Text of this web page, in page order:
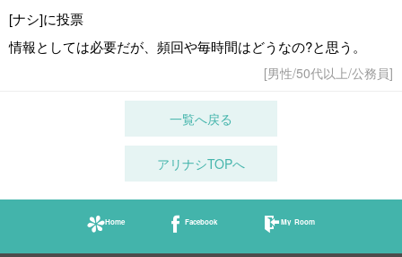
[ナシ]に投票
情報としては必要だが、頻回や毎時間はどうなの?と思う。
[男性/50代以上/公務員]
一覧へ戻る
アリナシTOPへ
Home Facebook My Room